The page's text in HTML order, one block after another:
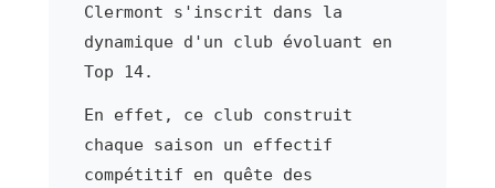
Clermont s'inscrit dans la
dynamique d'un club évoluant en
Top 14.
En effet, ce club construit
chaque saison un effectif
compétitif en quête des